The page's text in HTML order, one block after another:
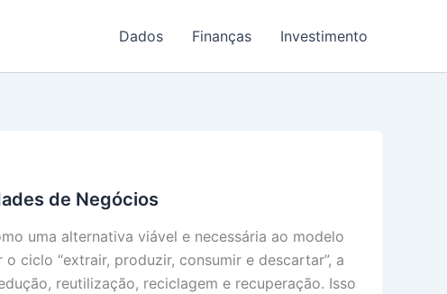
Dados Finanças Investimento
de Negócios
uma alternativa viável e necessária ao modelo
ciclo “extrair, produzir, consumir e descartar”, a
reutilização, reciclagem e recuperação. Isso